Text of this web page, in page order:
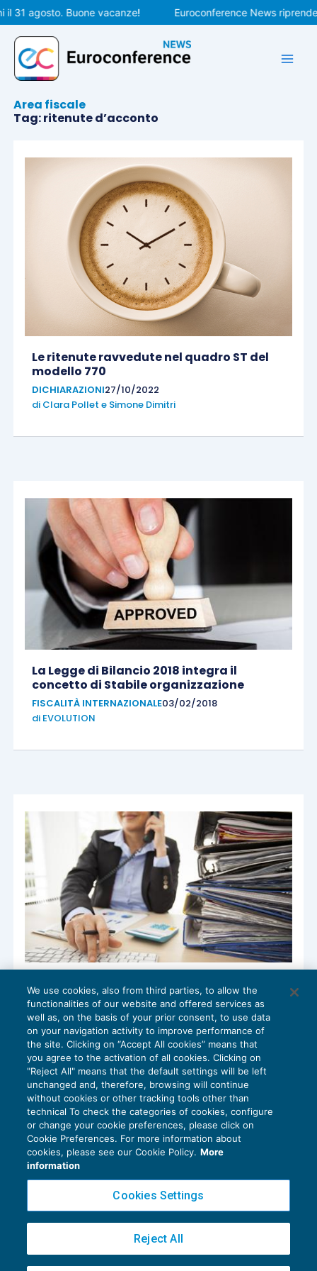
Vai
al
contenuto
31 agosto. Buone vacanze! Euroconference News
Area fiscale
Tag: ritenute d’acconto
Le ritenute ravvedute nel quadro ST del
modello 770
DICHIARAZIONI27/10/2022
di Clara Pollet e Simone Dimitri
La Legge di Bilancio 2018 integra il
concetto di Stabile organizzazione
FISCALITÀ INTERNAZIONALE03/02/2018
di EVOLUTION
770/2018: l’Agenzia delle Entrate approva
il modello
DICHIARAZIONI01/02/2018
diEVOLUTION
Privacy Policy
Cookie Policy
Copyright 2016 ©Gruppo Euroconference S.p.A.v2.32.2
Piazza Luigi Einaudi, 10N01 - 20124 Milano - info@ecnews.it
We use cookies, also from third parties, to allow the
functionalities of our website and offered services as
well as, on the basis of your prior consent, to use data
on your navigation activity to improve performance of
the site. Clicking on “Accept All cookies” means that
you agree to the activation of all cookies. Clicking on
"Reject All" means that the default settings will be left
unchanged and, therefore, browsing will continue
without cookies or other tracking tools other than
technical To check the categories of cookies, configure
or change your cookie preferences, please click on
Cookie Preferences. For more information about
cookies, please see our Cookie Policy. More
information
Cookies Settings
Reject All